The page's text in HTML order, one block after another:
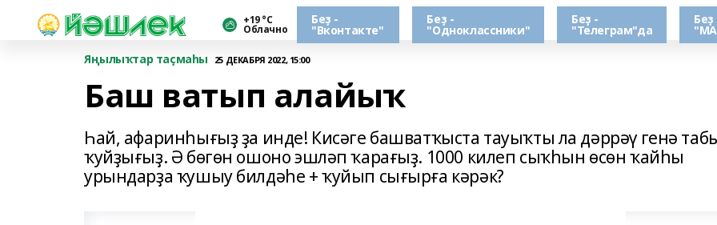
+19 °С
Облачно
Беҙ -
"Вконтакте"
Беҙ -
"Одноклассники"
Беҙ -
"Телеграм"да
Беҙ
Яңылыҡтар таҫмаһы
25 ДЕКАБРЯ 2022, 15:00
Баш ватып алайыҡ
Һай, афаринһығыҙ ҙа инде! Кисәге башватҡыста тауыҡты ла дәррәү генә
ҡуйҙығыҙ. Ә бөгөн ошоно эшләп ҡарағыҙ. 1000 килеп сыҡһын өсөн ҡайһы
урындарҙа ҡушыу билдәһе + ҡуйып сығырға кәрәк?